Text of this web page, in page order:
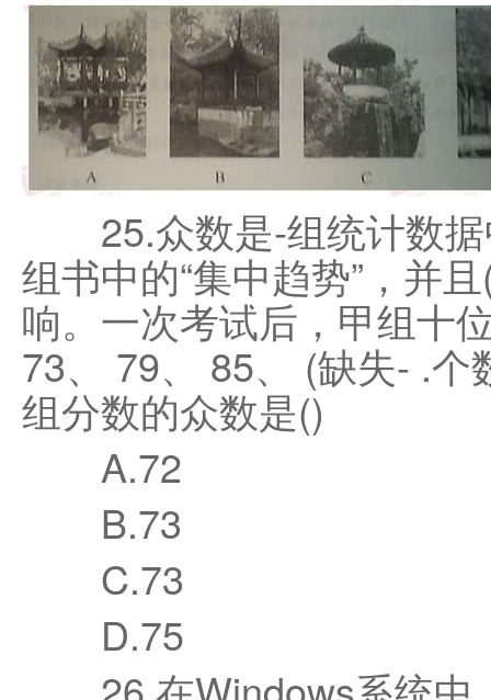
25.众数是-组统计数据
组书中的“集中趋势”，并
响。一次考试后，甲组十
73、 79、 85、 (缺失- .
组分数的众数是()
A.72
B.73
C.73
D.75